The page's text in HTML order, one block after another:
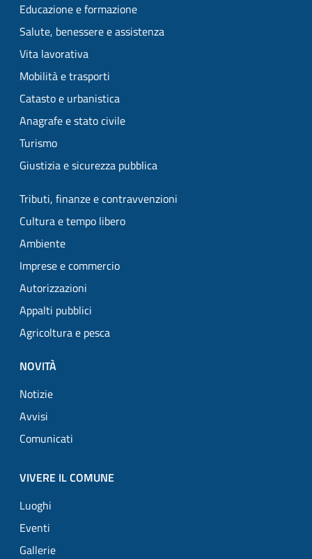
Educazione e formazione
Salute, benessere e assistenza
Vita lavorativa
Mobilità e trasporti
Catasto e urbanistica
Anagrafe e stato civile
Turismo
Giustizia e sicurezza pubblica
Tributi, finanze e contravvenzioni
Cultura e tempo libero
Ambiente
Imprese e commercio
Autorizzazioni
Appalti pubblici
Agricoltura e pesca
NOVITÀ
Notizie
Avvisi
Comunicati
VIVERE IL COMUNE
Luoghi
Eventi
Gallerie